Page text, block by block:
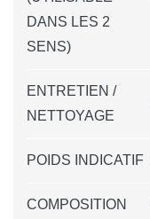
DANS LES 2
SENS)
ENTRETIEN /
NETTOYAGE
POIDS INDICATIF
COMPOSITION